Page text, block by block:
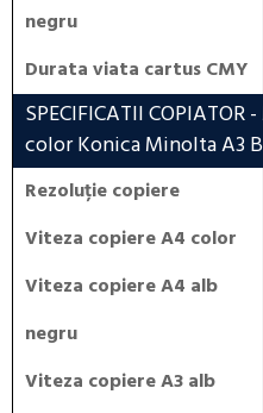
negru
Durata viata cartus CMY
SPECIFICATII COPIATOR
color Konica Minolta A3
Rezoluție copiere
Viteza copiere A4 color
Viteza copiere A4 alb
negru
Viteza copiere A3 alb